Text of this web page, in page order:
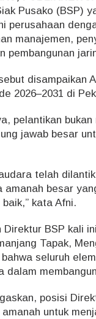
Pusako (BSP)
perusahaan
manajemen,
pembangunan
disampaikan
2026–2031 di
pelantikan
jawab besar
telah
amanah besar
kata Afni.
Direktur BSP kali
Tapak,
seluruh
dalam
posisi
amanah untuk